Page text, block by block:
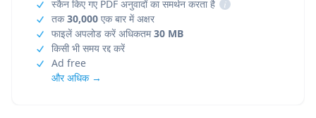
स्कैन किए गए PDF अनुवादों का समर्थन करता है
i
तक30,000 एक बार में अक्षर
फाइलें अपलोड करें अधिकतम30 MB
किसी भी समय रद्द करें
Ad free
और अधिक →